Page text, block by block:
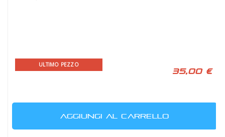
ULTIMO PEZZO
35,00 €
AGGIUNGI AL CARRELLO